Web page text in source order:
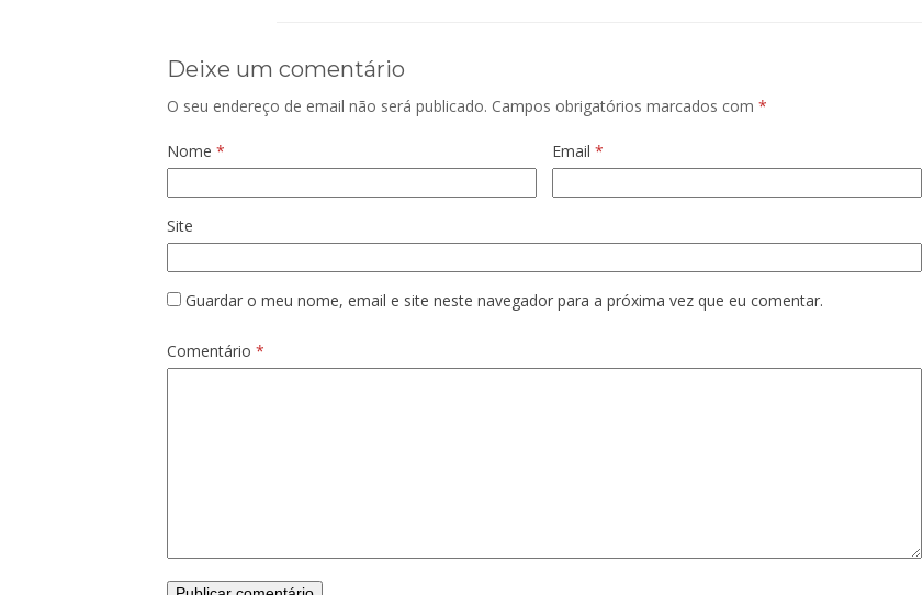
Deixe um comentário
O seu endereço de email não será publicado. Campos obrigatórios marcados com *
Nome * Email *
Site
Guardar o meu nome, email e site neste navegador para a próxima vez que eu comentar.
Comentário *